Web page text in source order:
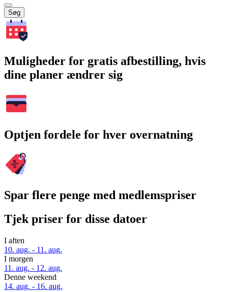
Søg
Muligheder for gratis afbestilling, hvis
dine planer ændrer sig
Optjen fordele for hver overnatning
Spar flere penge med medlemspriser
Tjek priser for disse datoer
I aften
10. aug. - 11. aug.
I morgen
11. aug. - 12. aug.
Denne weekend
14. aug. - 16. aug.